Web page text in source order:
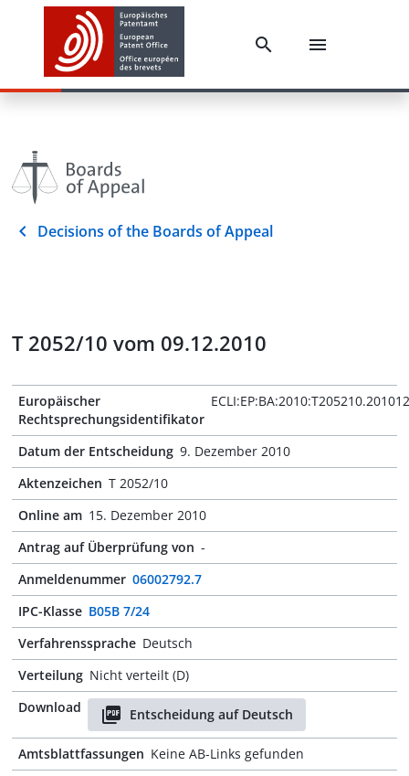
Decisions of the Boards of Appeal
T 2052/10 vom 09.12.2010
Europäischer
Rechtsprechungsidentifikator
Datum der Entscheidung 9. Dezember 2010
Aktenzeichen T 2052/10
Online am 15. Dezember 2010
Antrag auf Überprüfung von -
Anmeldenummer 06002792.7
IPC-Klasse B05B 7/24
Verfahrenssprache Deutsch
Verteilung Nicht verteilt (D)
Download
Entscheidung auf Deutsch
Amtsblattfassungen Keine AB-Links gefunden